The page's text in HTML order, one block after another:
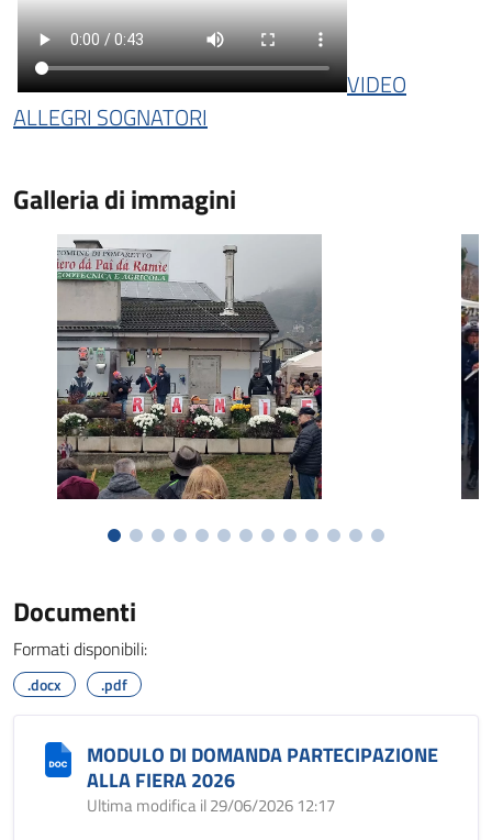
VIDEO
ALLEGRI SOGNATORI
Galleria di immagini
Documenti
Formati disponibili:
.docx .pdf
MODULO DI DOMANDA PARTECIPAZIONE
ALLA FIERA 2026
Ultima modifica il 29/06/2026 12:17